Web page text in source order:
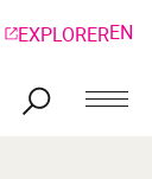
EXPLOREREN